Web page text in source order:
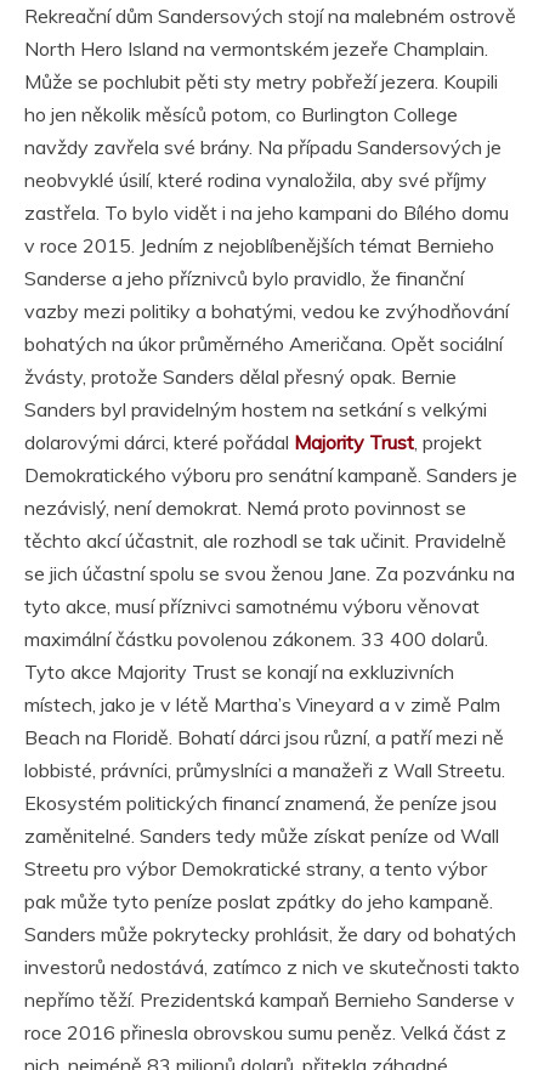
Rekreační dům Sandersových stojí na malebném ostrově
North Hero Island na vermontském jezeře Champlain.
Může se pochlubit pěti sty metry pobřeží jezera. Koupili
ho jen několik měsíců potom, co Burlington College
navždy zavřela své brány. Na případu Sandersových je
neobvyklé úsilí, které rodina vynaložila, aby své příjmy
zastřela. To bylo vidět i na jeho kampani do Bílého domu
v roce 2015. Jedním z nejoblíbenějších témat Bernieho
Sanderse a jeho příznivců bylo pravidlo, že finanční
vazby mezi politiky a bohatými, vedou ke zvýhodňování
bohatých na úkor průměrného Američana. Opět sociální
žvásty, protože Sanders dělal přesný opak. Bernie
Sanders byl pravidelným hostem na setkání s velkými
dolarovými dárci, které pořádal Majority Trust , projekt
Demokratického výboru pro senátní kampaně. Sanders je
nezávislý, není demokrat. Nemá proto povinnost se
těchto akcí účastnit, ale rozhodl se tak učinit. Pravidelně
se jich účastní spolu se svou ženou Jane. Za pozvánku na
tyto akce, musí příznivci samotnému výboru věnovat
maximální částku povolenou zákonem. 33 400 dolarů.
Tyto akce Majority Trust se konají na exkluzivních
místech, jako je v létě Martha’s Vineyard a v zimě Palm
Beach na Floridě. Bohatí dárci jsou různí, a patří mezi ně
lobbisté, právníci, průmyslníci a manažeři z Wall Streetu.
Ekosystém politických financí znamená, že peníze jsou
zaměnitelné. Sanders tedy může získat peníze od Wall
Streetu pro výbor Demokratické strany, a tento výbor
pak může tyto peníze poslat zpátky do jeho kampaně.
Sanders může pokrytecky prohlásit, že dary od bohatých
investorů nedostává, zatímco z nich ve skutečnosti takto
nepřímo těží. Prezidentská kampaň Bernieho Sanderse v
roce 2016 přinesla obrovskou sumu peněz. Velká část z
nich, nejméně 83 milionů dolarů, přitekla záhadné